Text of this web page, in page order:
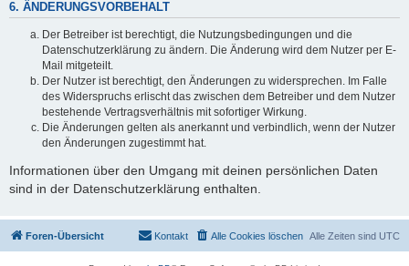
6. ÄNDERUNGSVORBEHALT
Der Betreiber ist berechtigt, die Nutzungsbedingungen und die
Datenschutzerklärung zu ändern. Die Änderung wird dem Nutzer per E-
Mail mitgeteilt.
Der Nutzer ist berechtigt, den Änderungen zu widersprechen. Im Falle
des Widerspruchs erlischt das zwischen dem Betreiber und dem Nutzer
bestehende Vertragsverhältnis mit sofortiger Wirkung.
Die Änderungen gelten als anerkannt und verbindlich, wenn der Nutzer
den Änderungen zugestimmt hat.
Informationen über den Umgang mit deinen persönlichen Daten
sind in der Datenschutzerklärung enthalten.
Foren-Übersicht Alle Zeiten sind UTC
Alle Cookies löschen
Kontakt